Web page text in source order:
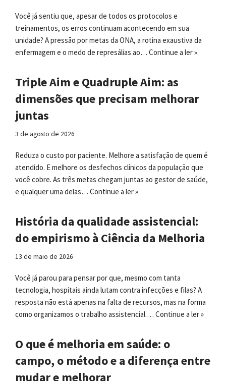
Você já sentiu que, apesar de todos os protocolos e
treinamentos, os erros continuam acontecendo em sua
unidade? A pressão por metas da ONA, a rotina exaustiva da
enfermagem e o medo de represálias ao… Continue a ler »
Triple Aim e Quadruple Aim: as
dimensões que precisam melhorar
juntas
3 de agosto de 2026
Reduza o custo por paciente. Melhore a satisfação de quem é
atendido. E melhore os desfechos clínicos da população que
você cobre. As três metas chegam juntas ao gestor de saúde,
e qualquer uma delas… Continue a ler »
História da qualidade assistencial:
do empirismo à Ciência da Melhoria
13 de maio de 2026
Você já parou para pensar por que, mesmo com tanta
tecnologia, hospitais ainda lutam contra infecções e filas? A
resposta não está apenas na falta de recursos, mas na forma
como organizamos o trabalho assistencial.… Continue a ler »
O que é melhoria em saúde: o
campo, o método e a diferença entre
mudar e melhorar